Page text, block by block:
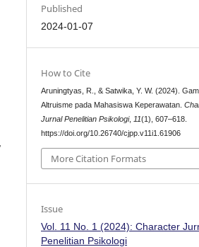
Published
2024-01-07
How to Cite
Aruningtyas, R., & Satwika, Y. W. (2024).
Altruisme pada Mahasiswa Keperawatan.
Jurnal Penelitian Psikologi, 11(1), 607–618.
https://doi.org/10.26740/cjpp.v11i1.61906
More Citation Formats
Issue
Vol. 11 No. 1 (2024): Character
Penelitian Psikologi